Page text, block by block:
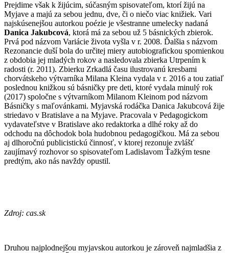
Prejdime však k žijúcim, súčasným spisovateľom, ktorí žijú na
Myjave a majú za sebou jednu, dve, či o niečo viac knižiek. Vari
najskúsenejšou autorkou poézie je všestranne umelecky nadaná
Danica Jakubcová, ktorá má za sebou už 5 básnických zbierok.
Prvá pod názvom Variácie života vyšla v r. 2008. Ďalšia s názvom
Rezonancie duší bola do určitej miery autobiografickou spomienkou
z obdobia jej mladých rokov a nasledovala zbierka Utrpením k
radosti (r. 2011). Zbierku Zrkadlá času ilustrovanú kresbami
chorvátskeho výtvarníka Milana Kleina vydala v r. 2016 a tou zatiaľ
poslednou knižkou sú básničky pre deti, ktoré vydala minulý rok
(2017) spoločne s výtvarníkom Milanom Kleinom pod názvom
Básničky s maľovánkami. Myjavská rodáčka Danica Jakubcová žije
striedavo v Bratislave a na Myjave. Pracovala v Pedagogickom
vydavateľstve v Bratislave ako redaktorka a dlhé roky až do
odchodu na dôchodok bola hudobnou pedagogičkou. Má za sebou
aj dlhoročnú publicistickú činnosť, v ktorej rezonuje zvlášť
zaujímavý rozhovor so spisovateľom Ladislavom Ťažkým tesne
predtým, ako nás navždy opustil.
Zdroj: cas.sk
Druhou najplodnejšou myjavskou autorkou je zároveň najmladšia z